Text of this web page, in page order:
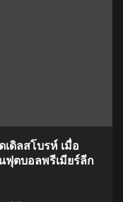
ดิลสโบรห์ เมื่อ
ฟุตบอลพรีเมียร์ลีก